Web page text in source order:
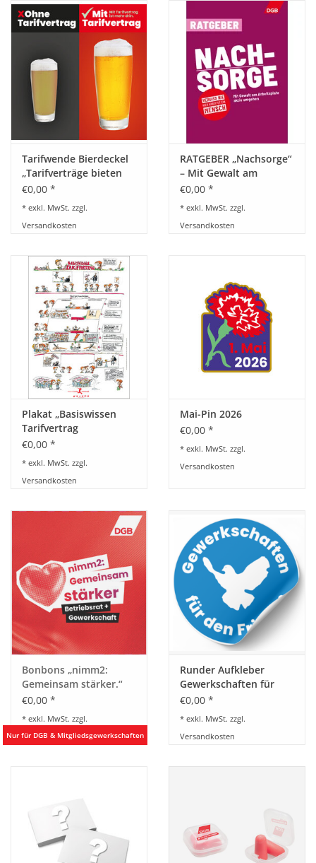
HANDWERK
TARIFWENDE
GEWERKSCHAFTEN FÜR DEN
FRIEDEN
MIETENSTOPP
BETRIEBSRATSWAHL 2026
ARBEITSZEIT
Tarifwende Bierdeckel
„Tarifverträge bieten
mehr“
€0,00 *
* exkl. MwSt. zzgl.
Versandkosten
RATGEBER „Nachsorge“
– Mit Gewalt am
Arbeitsplatz aktiv
€0,00 *
* exkl. MwSt. zzgl.
Versandkosten
Plakat „Basiswissen
Tarifvertrag
€0,00 *
* exkl. MwSt. zzgl.
Versandkosten
Mai-Pin 2026
€0,00 *
* exkl. MwSt. zzgl.
Versandkosten
Bonbons „nimm2:
Gemeinsam stärker.“
€0,00 *
* exkl. MwSt. zzgl.
Versandkosten
Runder Aufkleber
Gewerkschaften für
den Frieden
€0,00 *
* exkl. MwSt. zzgl.
Versandkosten